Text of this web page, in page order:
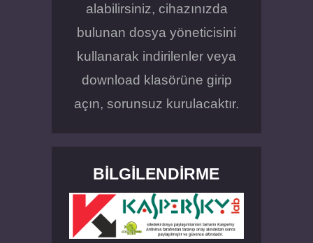
alabilirsiniz, cihazınızda
bulunan dosya yöneticisini
kullanarak indirilenler veya
download klasörüne girip
açın, sorunsuz kurulacaktır.
BILGILENDIRME